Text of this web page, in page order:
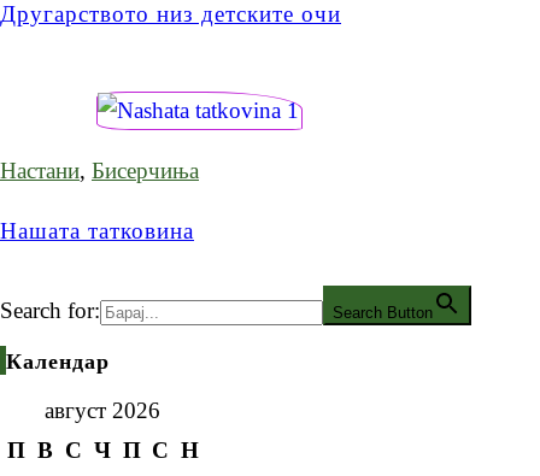
Другарството низ детските очи
Настани, Бисерчиња
Нашата татковина
Search for: Search Button
Календар
август 2026
П В С Ч П С Н